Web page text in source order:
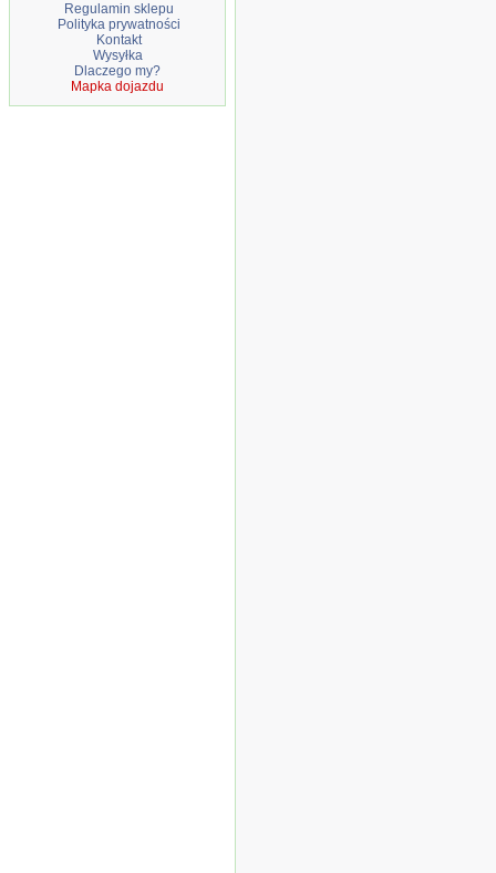
Regulamin sklepu
Polityka prywatności
Kontakt
Wysyłka
Dlaczego my?
Mapka dojazdu